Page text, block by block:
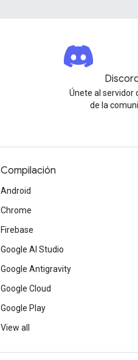
Únete al servidor
de la
Compilación
Android
Chrome
Firebase
Google AI Studio
Google Antigravity
Google Cloud
Google Play
View all